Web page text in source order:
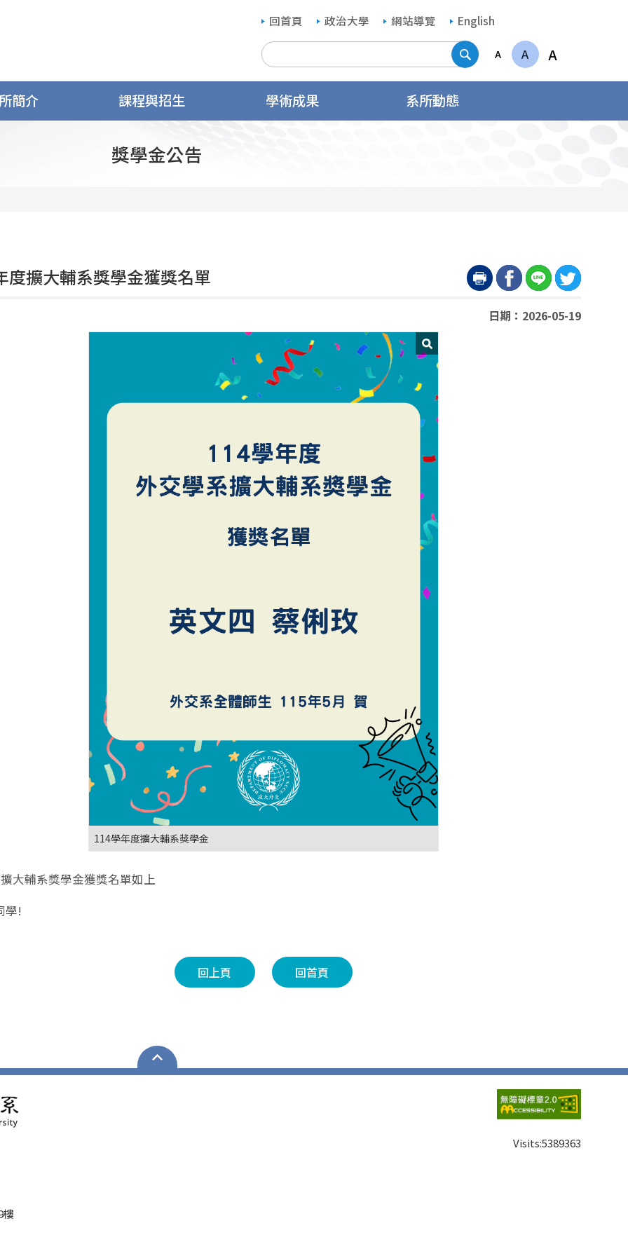
回首頁 政治大學 網站導覽 English
搜尋A A A
簡介 課程與招生 學術成果 系所動態
獎學金公告
度擴大輔系獎學金獲獎名單
日期：2026-05-19
114學年度擴大輔系獎學金
大輔系獎學金獲獎名單如上
學!
回上頁 回首頁
樓
Visits:5389363